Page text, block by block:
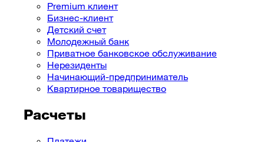
Premium клиент
Бизнес-клиент
Детский счет
Молодежный банк
Приватное банковское обслуживание
Нерезиденты
Начинающий-предприниматель
Квартирное товарищество
Расчеты